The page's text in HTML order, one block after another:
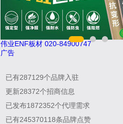
伟业ENF板材 020-84900747
广告
已有287129个品牌入驻
更新28372个招商信息
已发布1872352个代理需求
已有245370118条品牌点赞